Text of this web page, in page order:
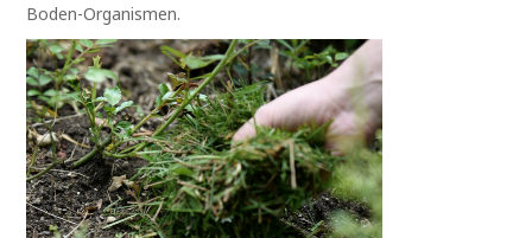
Boden-Organismen.